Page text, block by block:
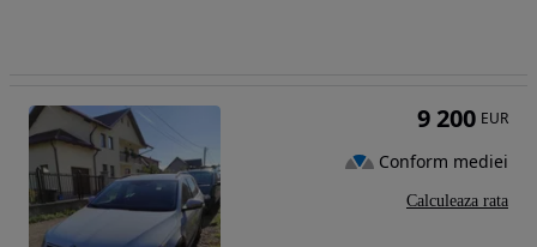
9 200 EUR
Conform mediei
Calculeaza rata